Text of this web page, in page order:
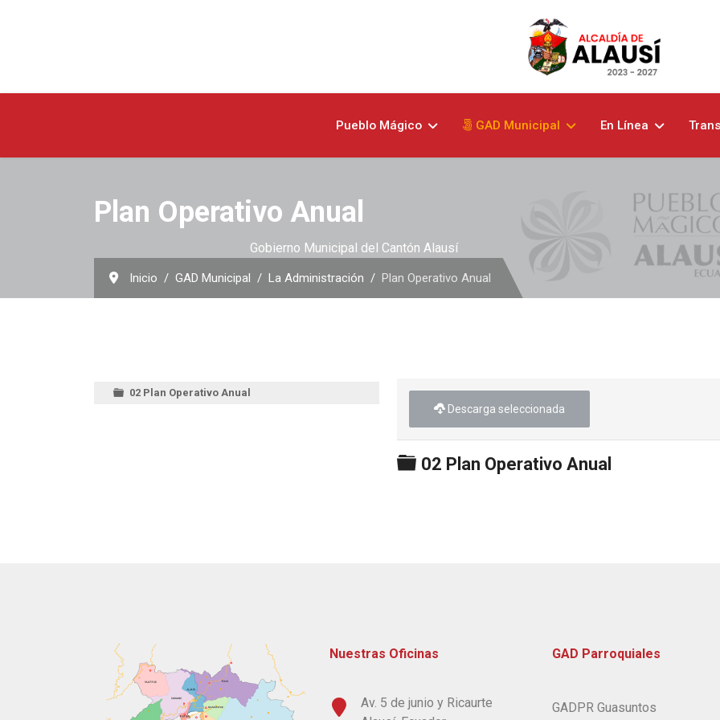
Pueblo Mágico GAD Municipal En Línea
Plan Operativo Anual
Gobierno Municipal del Cantón Alausí
Inicio GAD Municipal La Administración Plan Operativo Anual
02 Plan Operativo Anual
Descarga seleccionada
Carpeta
02 Plan Operativo Anual
Nuestras Oficinas
Av. 5 de junio y Ricaurte
GAD Parroquiales
GADPR Guasuntos